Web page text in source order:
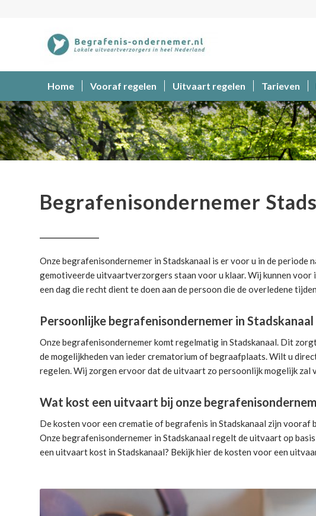
Home Vooraf regelen Uitvaart regelen Tarieven
Begrafenisondernemer
Onze begrafenisondernemer in Stadskanaal is er voor u in de periode
gemotiveerde uitvaartverzorgers staan voor u klaar. Wij kunnen
een dag die recht dient te doen aan de persoon die de overledene
Persoonlijke begrafenisondernemer in Stadskanaal
Onze begrafenisondernemer komt regelmatig in Stadskanaal. Dit
de mogelijkheden van ieder crematorium of begraafplaats. Wilt u
regelen. Wij zorgen ervoor dat de uitvaart zo persoonlijk mogelijk zal
Wat kost een uitvaart bij onze
De kosten voor een crematie of begrafenis in Stadskanaal zijn
Onze begrafenisondernemer in Stadskanaal regelt de uitvaartop
een uitvaart kost in Stadskanaal? Bekijk hier dekosten voor een